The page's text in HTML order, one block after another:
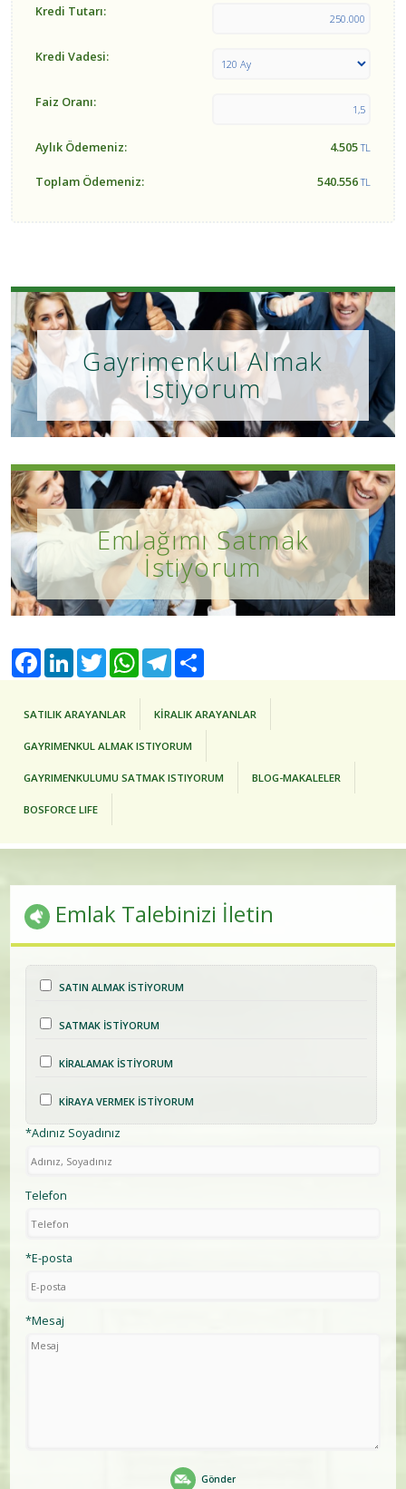
Kredi Tutarı:
Kredi Vadesi:
Faiz Oranı:
Aylık Ödemeniz: 4.505TL
Toplam Ödemeniz: 540.556TL
Gayrimenkul Almak
İstiyorum
Emlağımı Satmak
İstiyorum
SATILIK ARAYANLAR KİRALIK ARAYANLAR
GAYRIMENKUL ALMAK ISTIYORUM
GAYRIMENKULUMU SATMAK ISTIYORUM BLOG-MAKALELER
BOSFORCE LIFE
Emlak Talebinizi İletin
SATIN ALMAK İSTİYORUM
SATMAK İSTİYORUM
KİRALAMAK İSTİYORUM
KİRAYA VERMEK İSTİYORUM
*Adınız Soyadınız
Telefon
*E-posta
*Mesaj
Gönder
FacebookLinkedInTwitter WhatsAppTelegram